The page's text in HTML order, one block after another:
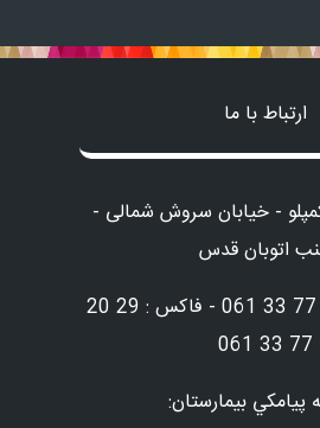
ارتباط با ما
- خیابان سروش شمالی -
اتوبان قدس
تلفن : 6-93 00 77 33 061 - فاکس : 29 20
77 33 061
پيامكي بيمارستان: